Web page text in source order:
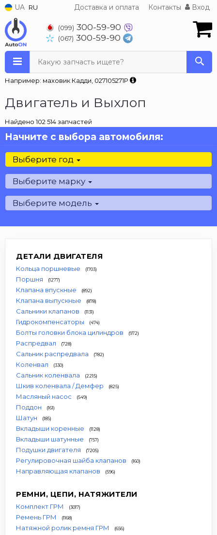
UA RU Доставка и оплата Контакты Вход
(099) 300-59-90
(067) 300-59-90
Какую запчасть ищете?
Например: маховик Кадди, 027105271P
Двигатель и Выхлоп
Найдено 102 514 запчастей
Начните с выбора автомобиля:
Выберите год
Выберите марку
Выберите модель
ДЕТАЛИ ДВИГАТЕЛЯ
Кольца поршневые (1703)
Поршня (1277)
Клапана впускные (892)
Клапана выпускные (878)
Сальники клапанов (1131)
Гидрокомпенсаторы (474)
Болты головки блока цилиндров (972)
Распредвал (728)
Сальник распредвала (782)
Коленвал (330)
Сальник коленвала (2215)
Шкив коленвала / Демфер (825)
Масляный насос (549)
Поддон (161)
Шатун (185)
Вкладыши коренные (1128)
Вкладыши шатунные (757)
Подушки двигателя (7205)
Регулировочная шайба клапанов (160)
Направляющая клапанов (596)
РЕМНИ, ЦЕПИ, НАТЯЖИТЕЛИ
Комплект ГРМ (3017)
Ремень ГРМ (1168)
Натяжной ролик ремня ГРМ (656)